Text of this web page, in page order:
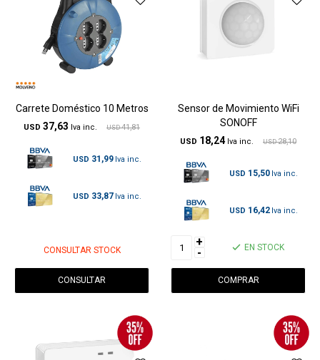
Carrete Doméstico 10 Metros
USD 37,63 USD 41,81
USD 31,99
USD 33,87
CONSULTAR STOCK
CONSULTAR
Sensor de Movimiento WiFi
SONOFF
USD 18,24 USD 28,10
USD 15,50
USD 16,42
+
- EN STOCK